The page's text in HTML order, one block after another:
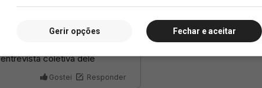
Fechar e aceitar
Gerir opções